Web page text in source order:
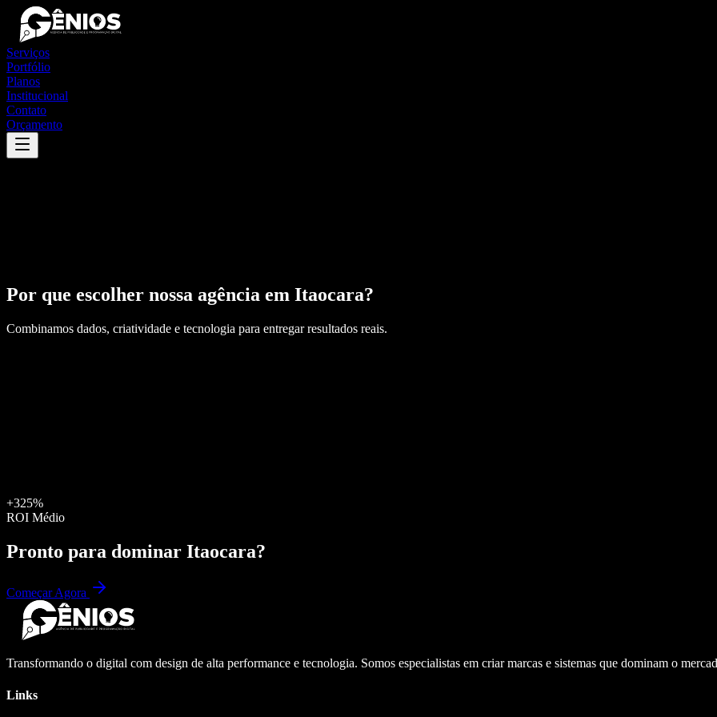
Serviços
Portfólio
Planos
Institucional
Contato
Orçamento
Por que escolher nossa agência em Itaocara?
Combinamos dados, criatividade e tecnologia para entregar resultados reais.
+325%
ROI Médio
Pronto para dominar Itaocara?
Começar Agora
Transformando o digital com design de alta performance e tecnologia. Somos especialistas em criar marcas e sistemas que dominam o
Links